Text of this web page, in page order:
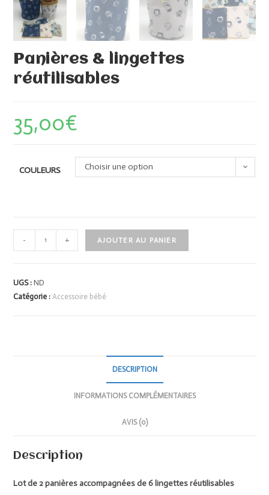
Panières & lingettes
réutilisables
35,00€
COULEURS Choisir une option
- + AJOUTER AU PANIER
UGS :ND
Catégorie : Accessoire bébé
DESCRIPTION
INFORMATIONS COMPLÉMENTAIRES
AVIS (0)
Description
Lot de 2 panières accompagnées de 6 lingettes réutilisables